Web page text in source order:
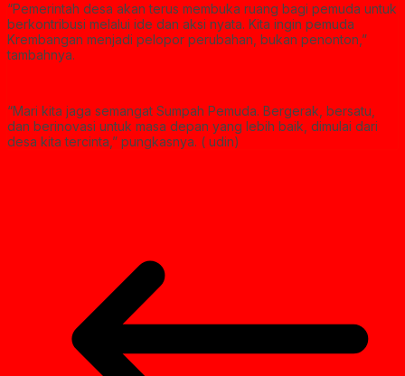
“Pemerintah desa akan terus membuka ruang bagi pemuda untuk
berkontribusi melalui ide dan aksi nyata. Kita ingin pemuda
Krembangan menjadi pelopor perubahan, bukan penonton,”
tambahnya.
“Mari kita jaga semangat Sumpah Pemuda. Bergerak, bersatu,
dan berinovasi untuk masa depan yang lebih baik, dimulai dari
desa kita tercinta,” pungkasnya. ( udin)